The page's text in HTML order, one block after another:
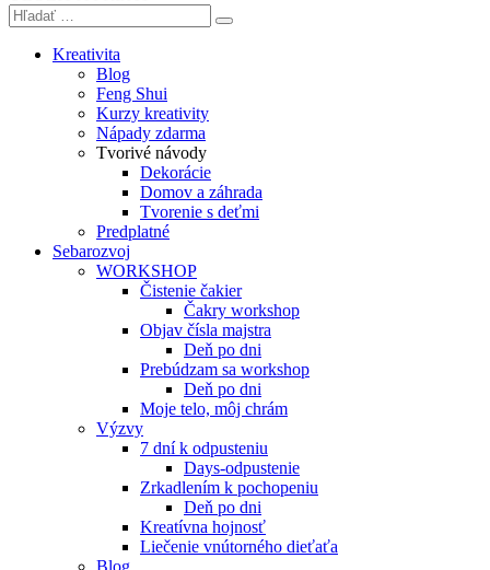
Kreativita
Blog
Feng Shui
Kurzy kreativity
Nápady zdarma
Tvorivé návody
Dekorácie
Domov a záhrada
Tvorenie s deťmi
Predplatné
Sebarozvoj
WORKSHOP
Čistenie čakier
Čakry workshop
Objav čísla majstra
Deň po dni
Prebúdzam sa workshop
Deň po dni
Moje telo, môj chrám
Výzvy
7 dní k odpusteniu
Days-odpustenie
Zrkadlením k pochopeniu
Deň po dni
Kreatívna hojnosť
Liečenie vnútorného dieťaťa
Blog